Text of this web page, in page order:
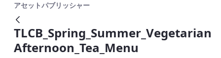
アセットパブリッシャー
TLCB_Spring_Summer_Vegetarian
Afternoon_Tea_Menu